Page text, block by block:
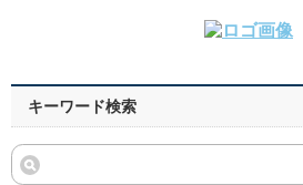
キーワード検索